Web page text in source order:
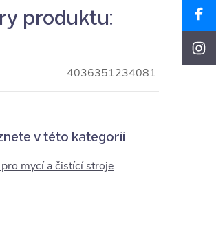
produktu:
4036351234081
v této kategorii
mycí a čistící stroje